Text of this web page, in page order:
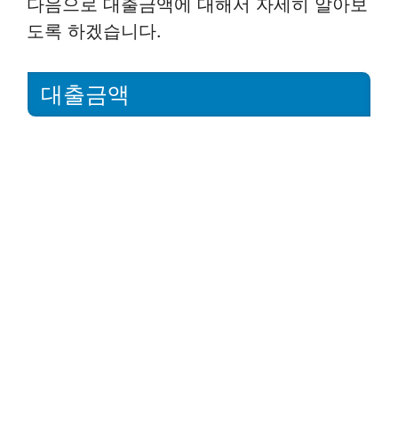
다음으로 대출금액에 대해서 자세히 알아보
도록 하겠습니다.
대출금액